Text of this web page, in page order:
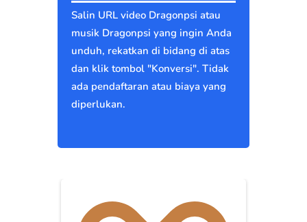
Salin URL video Dragonpsi atau
musik Dragonpsi yang ingin Anda
unduh, rekatkan di bidang di atas
dan klik tombol "Konversi". Tidak
ada pendaftaran atau biaya yang
diperlukan.